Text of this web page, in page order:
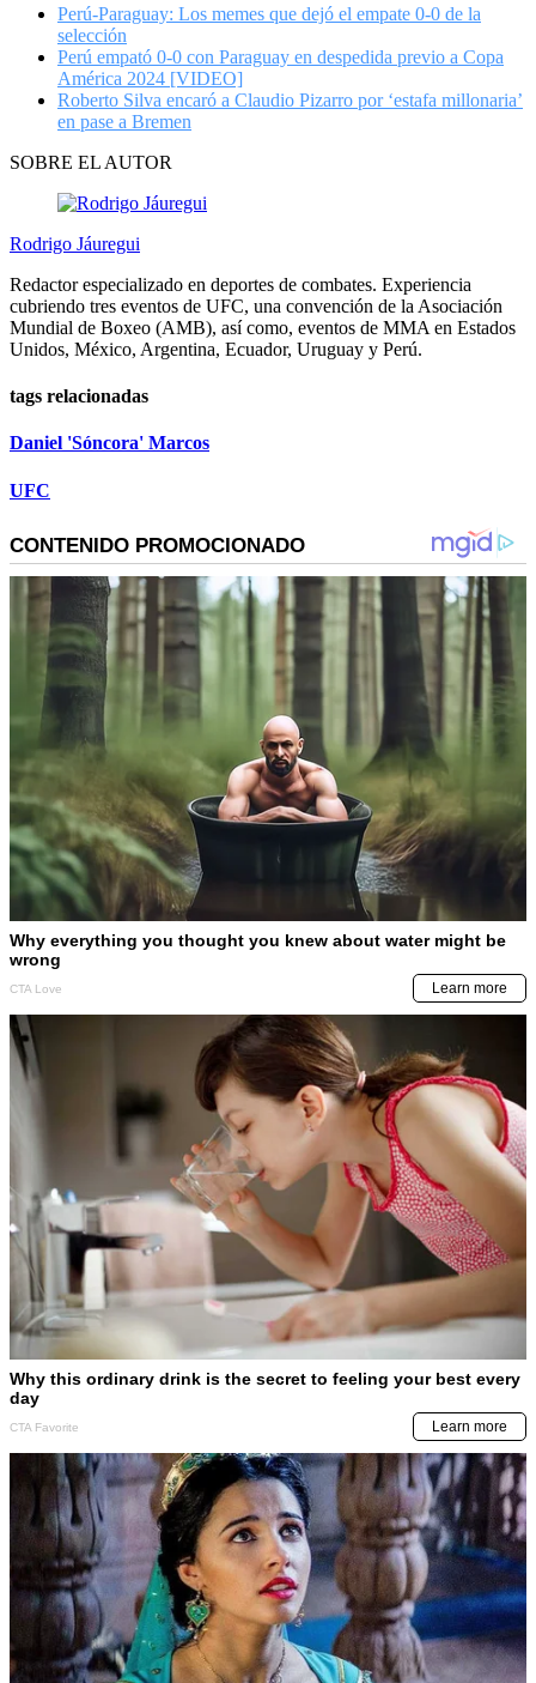
Perú-Paraguay: Los memes que dejó el empate 0-0 de la
selección
Perú empató 0-0 con Paraguay en despedida previo a Copa
América 2024 [VIDEO]
Roberto Silva encaró a Claudio Pizarro por ‘estafa millonaria’
en pase a Bremen
SOBRE EL AUTOR
Rodrigo Jáuregui
Redactor especializado en deportes de combates. Experiencia
cubriendo tres eventos de UFC, una convención de la Asociación
Mundial de Boxeo (AMB), así como, eventos de MMA en Estados
Unidos, México, Argentina, Ecuador, Uruguay y Perú.
tags relacionadas
Daniel 'Sóncora' Marcos
UFC